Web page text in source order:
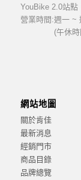
YouBike 2.0站點
營業時間:週一 ~
(午休時
網站地圖
關於肯佳
最新消息
經銷門市
商品目錄
品牌總覽